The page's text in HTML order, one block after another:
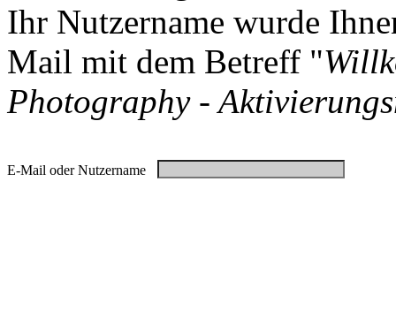
Ihr Nutzername wurde
Mail mit dem Betreff "
Photography -
E-Mail oder Nutzername